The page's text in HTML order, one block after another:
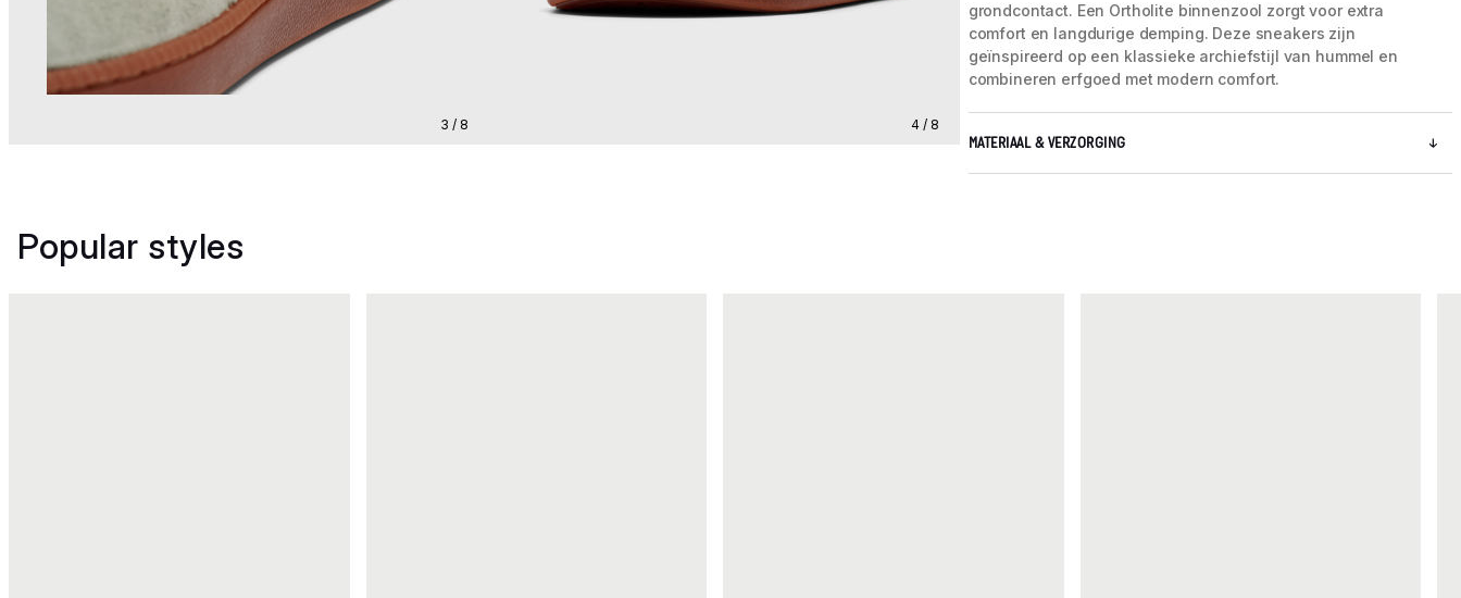
3 / 8 4 / 8
grondcontact. Een Ortholite binnenzool zorgt voor extra
comfort en langdurige demping. Deze sneakers zijn
geïnspireerd op een klassieke archiefstijl van hummel en
combineren erfgoed met modern comfort.
MATERIAAL & VERZORGING
Popular styles